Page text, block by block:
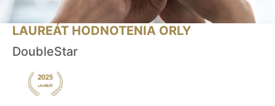
LAUREÁT HODNOTENIA ORLY
DoubleStar